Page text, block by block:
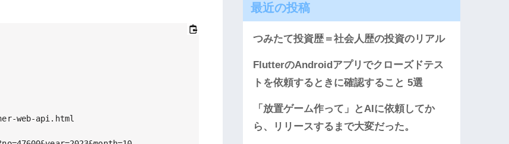
web-api.html
最近の投稿
つみたて投資歴＝社会人歴の投資のリアル
FlutterのAndroidアプリでクローズドテス
トを依頼するときに確認すること 5選
「放置ゲーム作って」とAIに依頼してか
ら、リリースするまで大変だった。